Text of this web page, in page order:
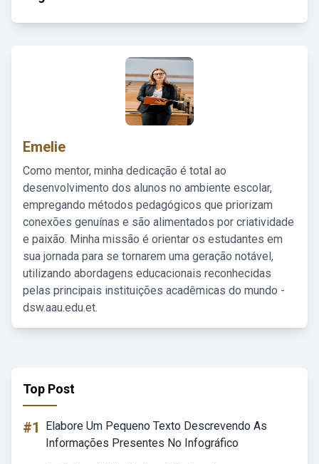
Emelie
Como mentor, minha dedicação é total ao
desenvolvimento dos alunos no ambiente escolar,
empregando métodos pedagógicos que priorizam
conexões genuínas e são alimentados por criatividade
e paixão. Minha missão é orientar os estudantes em
sua jornada para se tornarem uma geração notável,
utilizando abordagens educacionais reconhecidas
pelas principais instituições acadêmicas do mundo -
dsw.aau.edu.et.
Top Post
#1
Elabore Um Pequeno Texto Descrevendo As
Informações Presentes No Infográfico